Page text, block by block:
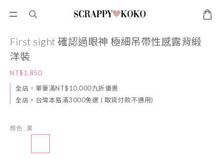
First sight 確認過眼神 極細吊帶性感露背緞
洋裝
NT$1,850
全店，單筆滿NT$10,000九折優惠
全店，台灣本島滿3000免運 ( 取貨付款不適用)
顏色 : 黑